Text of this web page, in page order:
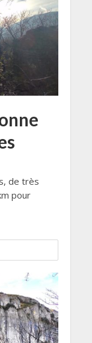
de très
pour